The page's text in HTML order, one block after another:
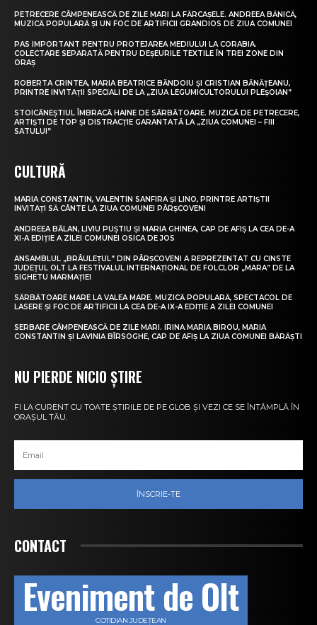
PETRECERE CÂMPENEASCĂ DE ZILE MARI LA FĂRCAȘELE. ANDREEA BĂNICĂ,
MUZICĂ POPULARĂ ȘI UN FOC DE ARTIFICII GRANDIOS DE ZIUA COMUNEI
PAS IMPORTANT PENTRU PROTEJAREA MEDIULUI LA CORABIA.
COLECTARE SEPARATĂ PENTRU DEȘEURILE TEXTILE ÎN TREI ZONE DIN
ORAȘ
ROBERTA CRINTEA, MARIA BEATRICE BĂNDOIU ȘI CRISTIAN BĂNĂȚEANU,
PRINTRE INVITAȚII SPECIALI DE LA „ZIUA LEGUMICULTORULUI PLEȘOIAN”
STOICĂNEȘTIUL ÎMBRACĂ HAINE DE SĂRBĂTOARE. MUZICĂ DE PETRECERE,
ARTIȘTI DE TOP ȘI DISTRACȚIE GARANTATĂ LA „ZIUA COMUNEI – FIII
SATULUI”
CULTURĂ
MARIA CONSTANTIN, VALENTIN SANFIRA ȘI LINO, PRINTRE ARTIȘTII
INVITAȚI SĂ CÂNTE LA ZIUA COMUNEI PÂRȘCOVENI
ANDREEA BĂLAN, LIVIU PUȘTIU ȘI MARIA GHINEA, CAP DE AFIȘ LA CEA DE-A
XI-A EDIȚIE A ZILEI COMUNEI OSICA DE JOS
ANSAMBLUL „BRÂULEȚUL” DIN PÂRȘCOVENI A REPREZENTAT CU CINSTE
JUDEȚUL OLT LA FESTIVALUL INTERNAȚIONAL DE FOLCLOR „MARA” DE LA
SIGHETU MARMAȚIEI
SĂRBĂTOARE MARE LA VALEA MARE. MUZICĂ POPULARĂ, SPECTACOL DE
LASERE ȘI FOC DE ARTIFICII LA CEA DE-A IX-A EDIȚIE A ZILEI COMUNEI
SERBARE CÂMPENEASCĂ DE ZILE MARI. IRINA MARIA BIROU, MARIA
CONSTANTIN ȘI LAVINIA BÎRSOGHE, CAP DE AFIȘ LA ZIUA COMUNEI BĂRĂȘTI
NU PIERDE NICIO ȘTIRE
FI LA CURENT CU TOATE ȘTIRILE DE PE GLOB ȘI VEZI CE SE ÎNTÂMPLĂ ÎN
ORAȘUL TĂU.
ÎNSCRIE-TE
CONTACT
Eveniment de Olt
COTIDIAN JUDEȚEAN